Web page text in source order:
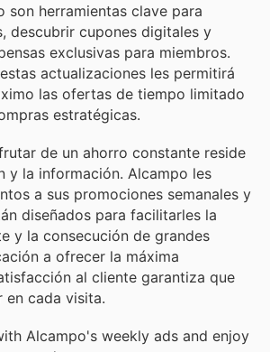
son herramientas clave para
descubrir cupones digitales y
exclusivas para miembros.
actualizaciones les permitirá
las ofertas de tiempo limitado
estratégicas.
de un ahorro constante reside
y la información. Alcampo les
a sus promociones semanales y
diseñados para facilitarles la
y la consecución de grandes
a ofrecer la máxima
al cliente garantiza que
en cada visita.
Alcampo's weekly ads and enjoy